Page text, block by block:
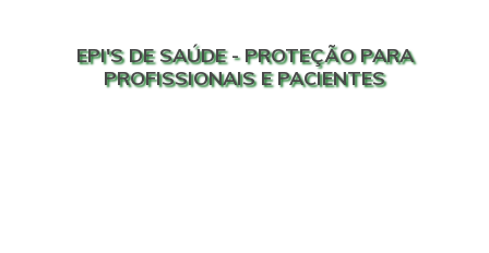
EPI'S DE SAÚDE - PROTEÇÃO PARA
PROFISSIONAIS E PACIENTES